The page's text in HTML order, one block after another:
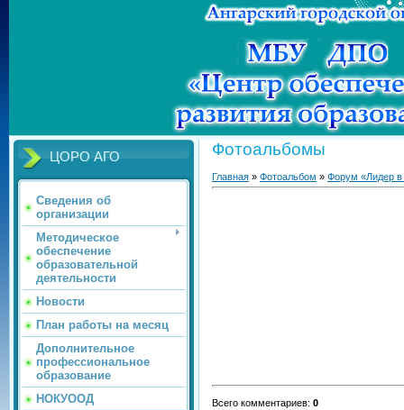
ЦОРО АГО
Сведения об
организации
Методическое
обеспечение
образовательной
деятельности
Новости
План работы на месяц
Дополнительное
профессиональное
образование
НОКУООД
Фотоальбомы
Главная » Фотоальбом » Форум «Лидер в
Всего комментариев: 0